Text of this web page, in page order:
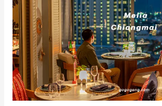
Chiang
Mai
(โรงแรม
มี
เลีย
เชียงใหม่)